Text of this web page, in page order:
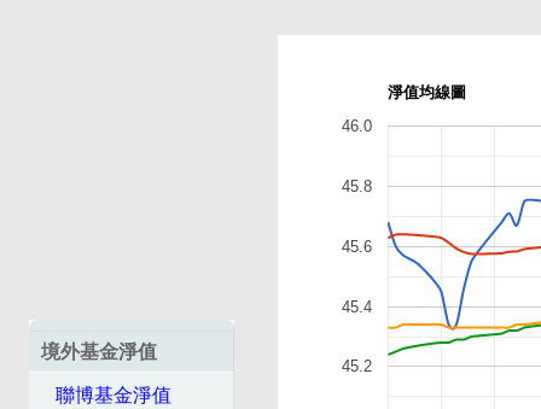
境外基金淨值
聯博基金淨值
淨值均線圖
45.2
45.4
45.6
45.8
46.0